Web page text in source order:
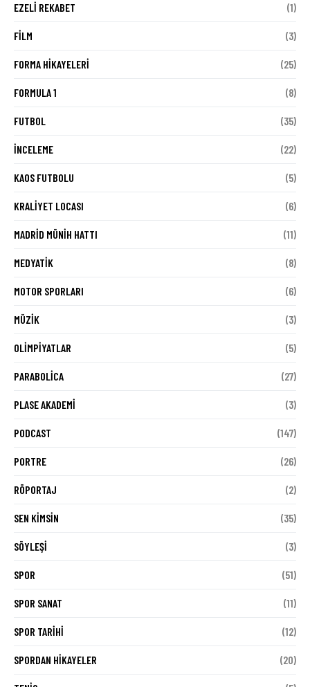
EZELI REKABET (1)
FILM (3)
FORMA HIKAYELERI (25)
FORMULA 1 (8)
FUTBOL (35)
İNCELEME (22)
KAOS FUTBOLU (5)
KRALIYET LOCASI (6)
MADRID MÜNIH HATTI (11)
MEDYATIK (8)
MOTOR SPORLARI (6)
MÜZIK (3)
OLIMPIYATLAR (5)
PARABOLICA (27)
PLASE AKADEMI (3)
PODCAST (147)
PORTRE (26)
RÖPORTAJ (2)
SEN KIMSIN (35)
SÖYLEŞI (3)
SPOR (51)
SPOR SANAT (11)
SPOR TARIHI (12)
SPORDAN HIKAYELER (20)